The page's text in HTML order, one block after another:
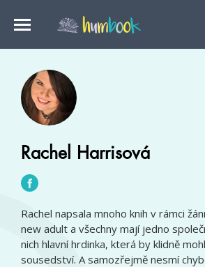
Rachel Harrisová
Rachel napsala mnoho knih v rámci
new adult a všechny mají jedno
nich hlavní hrdinka, která by klidně
sousedství. A samozřejmě nesmí